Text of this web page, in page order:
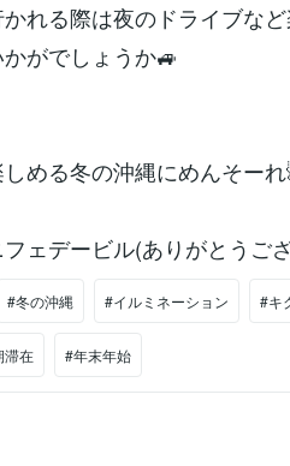
れる際は夜のドライブな
がでしょうか🚙
める冬の沖縄にめんそー
ェデービル(ありがとうご
#冬の沖縄 #イルミネーション #キ
滞在 #年末年始